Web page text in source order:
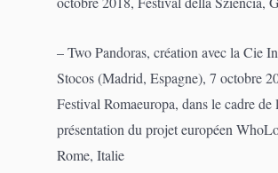
– Two Pandoras, création avec la Cie
Stocos (Madrid, Espagne), 7 octobre
Festival Romaeuropa, dans le cadre de
présentation du projet européen
Rome, Italie